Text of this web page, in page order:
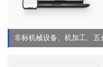
非标机械设备、机加工、五